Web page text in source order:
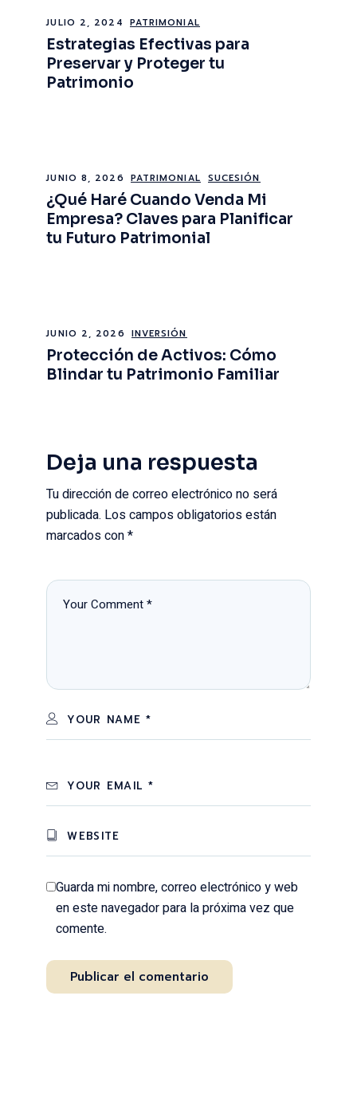
JULIO 2, 2024 PATRIMONIAL
Estrategias Efectivas para
Preservar y Proteger tu
Patrimonio
JUNIO 8, 2026 PATRIMONIAL SUCESIÓN
¿Qué Haré Cuando Venda Mi
Empresa? Claves para Planificar
tu Futuro Patrimonial
JUNIO 2, 2026 INVERSIÓN
Protección de Activos: Cómo
Blindar tu Patrimonio Familiar
Deja una respuesta
Tu dirección de correo electrónico no será
publicada. Los campos obligatorios están
marcados con*
Guarda mi nombre, correo electrónico y web
en este navegador para la próxima vez que
comente.
Publicar el comentario